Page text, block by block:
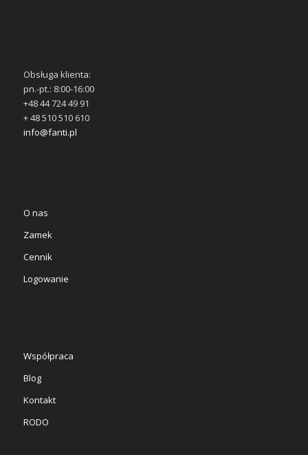
Obsługa klienta:
pn.-pt.: 8:00-16:00
+48 44 724 49 91
+ 48 510 510 610
info@fanti.pl
O nas
Zamek
Cennik
Logowanie
Współpraca
Blog
Kontakt
RODO